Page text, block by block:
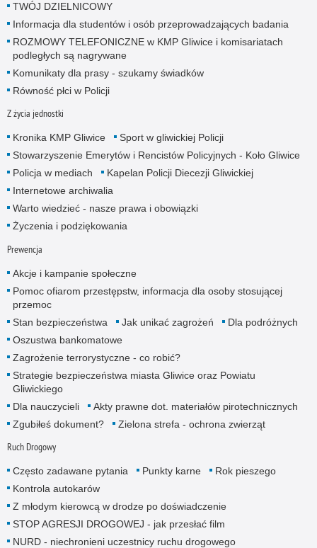
TWÓJ DZIELNICOWY
Informacja dla studentów i osób przeprowadzających badania
ROZMOWY TELEFONICZNE w KMP Gliwice i komisariatach
podległych są nagrywane
Komunikaty dla prasy - szukamy świadków
Równość płci w Policji
Z życia jednostki
Kronika KMP Gliwice
Sport w gliwickiej Policji
Stowarzyszenie Emerytów i Rencistów Policyjnych - Koło Gliwice
Policja w mediach
Kapelan Policji Diecezji Gliwickiej
Internetowe archiwalia
Warto wiedzieć - nasze prawa i obowiązki
Życzenia i podziękowania
Prewencja
Akcje i kampanie społeczne
Pomoc ofiarom przestępstw, informacja dla osoby stosującej
przemoc
Stan bezpieczeństwa
Jak unikać zagrożeń
Dla podróżnych
Oszustwa bankomatowe
Zagrożenie terrorystyczne - co robić?
Strategie bezpieczeństwa miasta Gliwice oraz Powiatu
Gliwickiego
Dla nauczycieli
Akty prawne dot. materiałów pirotechnicznych
Zgubiłeś dokument?
Zielona strefa - ochrona zwierząt
Ruch Drogowy
Często zadawane pytania Punkty karne
Rok pieszego
Kontrola autokarów
Z młodym kierowcą w drodze po doświadczenie
STOP AGRESJI DROGOWEJ - jak przesłać film
NURD - niechronieni uczestnicy ruchu drogowego